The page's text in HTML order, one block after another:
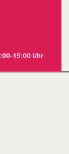
15:00 Uhr